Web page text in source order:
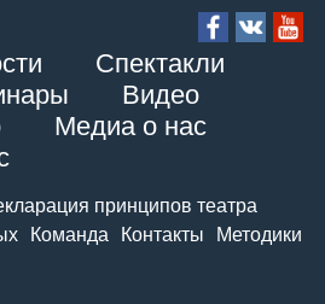
Спектакли
Видео
Медиа о нас
принципов театра
Команда Контакты
Методики